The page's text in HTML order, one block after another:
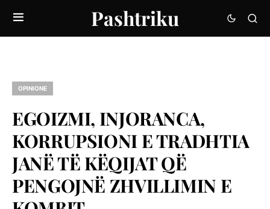
Pashtriku
OPINIONE
EGOIZMI, INJORANCA,
KORRUPSIONI E TRADHTIA
JANË TË KËQIJAT QË
PENGOJNË ZHVILLIMIN E